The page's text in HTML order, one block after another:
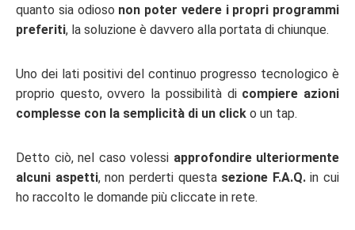
quanto sia odioso non poter vedere i propri programmi
preferiti, la soluzione è davvero alla portata di chiunque.
Uno dei lati positivi del continuo progresso tecnologico è
proprio questo, ovvero la possibilità di compiere azioni
complesse con la semplicità di un click o un tap.
Detto ciò, nel caso volessi approfondire ulteriormente
alcuni aspetti, non perderti questa sezione F.A.Q.in cui
ho raccolto le domande più cliccate in rete.